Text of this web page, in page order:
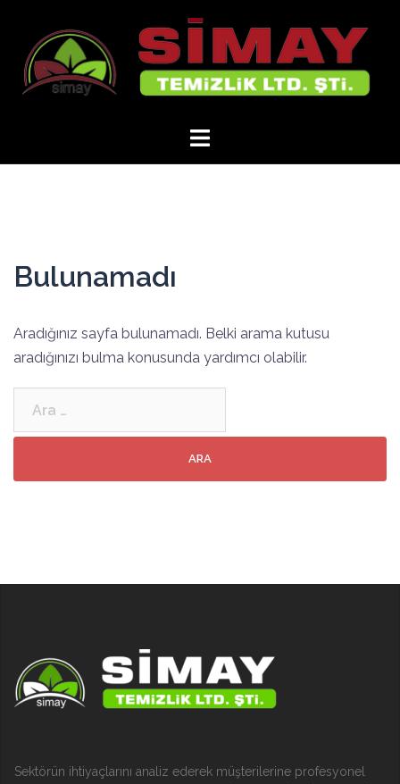
Bulunamadı
Aradığınız sayfa bulunamadı. Belki arama kutusu
aradığınızı bulma konusunda yardımcı olabilir.
Sektörün ihtiyaçlarını analiz ederek müşterilerine profesyonel